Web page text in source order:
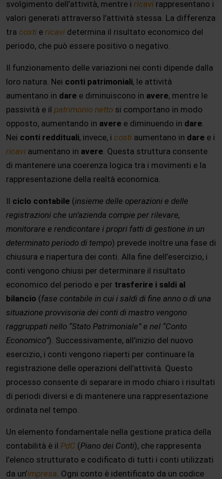
svolgimento dell’attività, mentre i ricavi rappresentano i
valori generati attraverso l’attività stessa. La differenza
tra costi e ricavi determina il risultato economico del
periodo, che può essere positivo o negativo.
Il funzionamento delle variazioni nei conti dipende dalla
loro natura. Nei conti patrimoniali, le attività
aumentano in dare e diminuiscono in avere, mentre le
passività e il patrimonio netto si comportano in modo
opposto, aumentando in avere e diminuendo in dare.
Nei conti reddituali, invece, i costi aumentano in dare e i
ricavi aumentano in avere. Questa struttura consente
di mantenere una coerenza logica tra i movimenti e la
rappresentazione della realtà economica.
Il ciclo contabile (insieme delle operazioni e delle
registrazioni che un’azienda compie per rilevare,
monitorare e rendicontare i propri fatti di gestione in un
determinato periodo di tempo) prevede inoltre una fase di
chiusura e riapertura dei conti. Alla fine dell’esercizio, i
conti vengono chiusi per determinare il risultato
economico del periodo e per trasferire i saldi al
bilancio (fase contabile in cui i saldi di fine anno o di una
situazione provvisoria dei conti di mastro vengono
raggruppati nello “Stato Patrimoniale” e nel “Conto
Economico”). Successivamente, all’inizio del nuovo
esercizio, i conti vengono riaperti per continuare la
registrazione delle operazioni dell’attività. Questo
processo consente di separare in modo chiaro i risultati
di periodi diversi e di mantenere una rappresentazione
ordinata nel tempo.
Un elemento fondamentale nella gestione pratica della
contabilità è il PdC (Piano dei Conti), che rappresenta
l’elenco strutturato e codificato di tutti i conti utilizzati
da un’impresa. Ogni conto è identificato da un codice